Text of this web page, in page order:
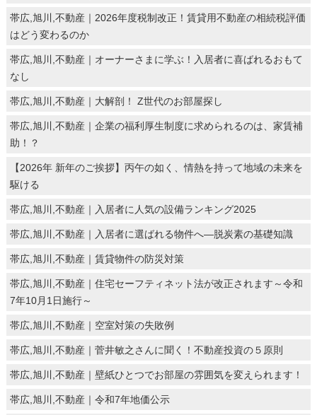
帯広,旭川,不動産｜2026年度税制改正！賃貸用不動産の相続税評価
はどう変わるのか
帯広,旭川,不動産｜オーナーさまに学ぶ！入居者に喜ばれるおもて
なし
帯広,旭川,不動産｜大解剖！ Z世代のお部屋探し
帯広,旭川,不動産｜企業の福利厚生制度に求められるのは、家賃補
助！？
【2026年 新年のご挨拶】丙午の如く、情熱を持って地域の未来を
駆ける
帯広,旭川,不動産｜入居者に人気の設備ランキング2025
帯広,旭川,不動産｜入居者に選ばれる物件へ―脱炭素の基礎知識
帯広,旭川,不動産｜賃貸物件の防災対策
帯広,旭川,不動産｜住宅セーフティネット法が改正されます～令和
7年10月1日施行～
帯広,旭川,不動産｜空室対策の失敗例
帯広,旭川,不動産｜菅井敏之さんに聞く！不動産投資の５原則
帯広,旭川,不動産｜壁紙ひとつでお部屋の雰囲気を変えられます！
帯広,旭川,不動産｜令和7年地価公示